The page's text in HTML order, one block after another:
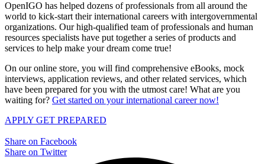
OpenIGO has helped dozens of professionals from all around the
world to kick-start their international careers with intergovernmental
organizations. Our high-qualified team of professionals and human
resources specialists have put together a series of products and
services to help make your dream come true!
On our online store, you will find comprehensive eBooks, mock
interviews, application reviews, and other related services, which
have been prepared for you with the utmost care! What are you
waiting for? Get started on your international career now!
APPLY GET PREPARED
Share on Facebook
Share on Twitter